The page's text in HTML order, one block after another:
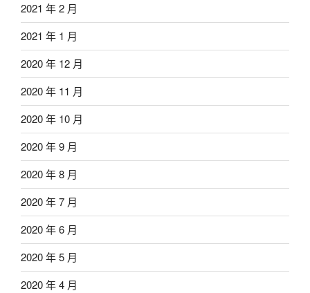
2021 年 2 月
2021 年 1 月
2020 年 12 月
2020 年 11 月
2020 年 10 月
2020 年 9 月
2020 年 8 月
2020 年 7 月
2020 年 6 月
2020 年 5 月
2020 年 4 月